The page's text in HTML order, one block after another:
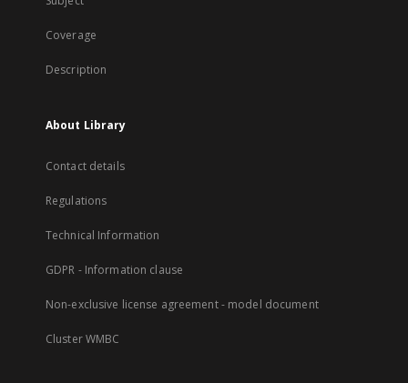
Coverage
Description
About Library
Contact details
Regulations
Technical Information
GDPR - Information clause
Non-exclusive license agreement - model document
Cluster WMBC